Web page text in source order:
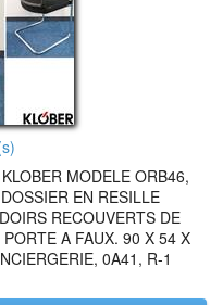
MODELE ORB46,
EN RESILLE
RECOUVERTS DE
A FAUX. 90 X 54 X
0A41, R-1